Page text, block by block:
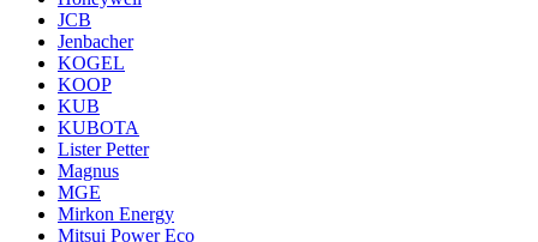
JCB
Jenbacher
KOGEL
KOOP
KUB
KUBOTA
Lister Petter
Magnus
MGE
Mirkon Energy
Mitsui Power Eco